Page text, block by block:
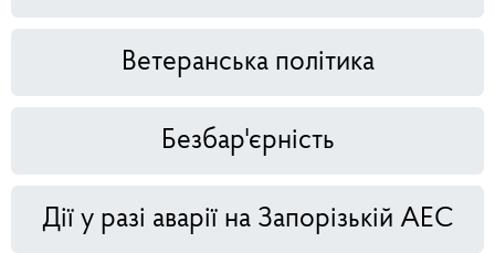
Ветеранська політика
Безбар'єрність
Дії у разі аварії на Запорізькій АЕС